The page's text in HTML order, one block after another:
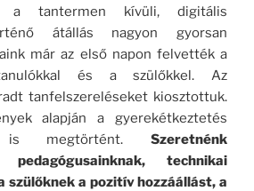
a tantermen kívüli, digitális
átállás nagyon gyorsan
már az első napon felvették a
és a szülőkkel. Az
tanfelszereléseket kiosztottuk.
alapján a gyerekétkeztetés
is megtörtént. Szeretnénk
technikai
szülőknek a pozitív hozzáállást, a